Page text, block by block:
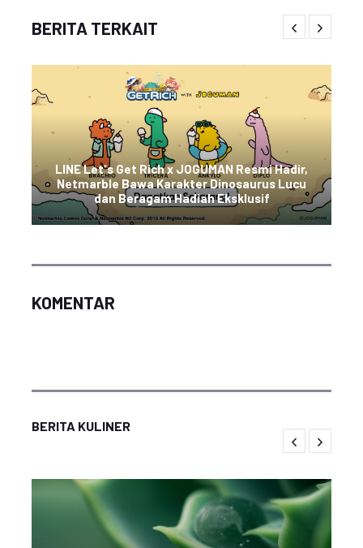
BERITA TERKAIT
LINE Let's Get Rich x JOGUMAN Resmi Hadir,
Netmarble Bawa Karakter Dinosaurus Lucu
dan Beragam Hadiah Eksklusif
KOMENTAR
BERITA KULINER